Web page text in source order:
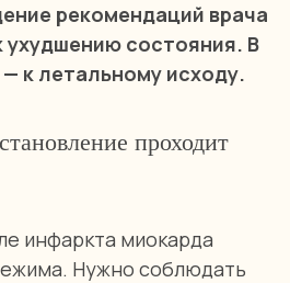
рекомендаций врача
ухудшению состояния. В
к летальному исходу.
проходит
инфаркта миокарда
Нужно соблюдать